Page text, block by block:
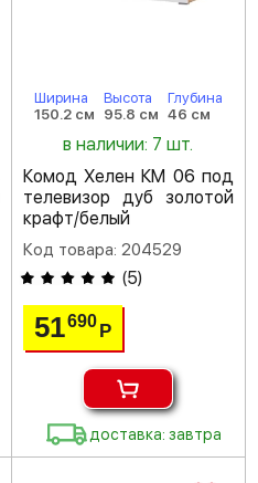
Ширина
150.2 см
Высота
95.8 см
Глубина
46 см
в наличии: 7 шт.
Комод Хелен КМ 06 под
телевизор дуб золотой
крафт/белый
Код товара: 204529
(5)
51690 Р
доставка: завтра